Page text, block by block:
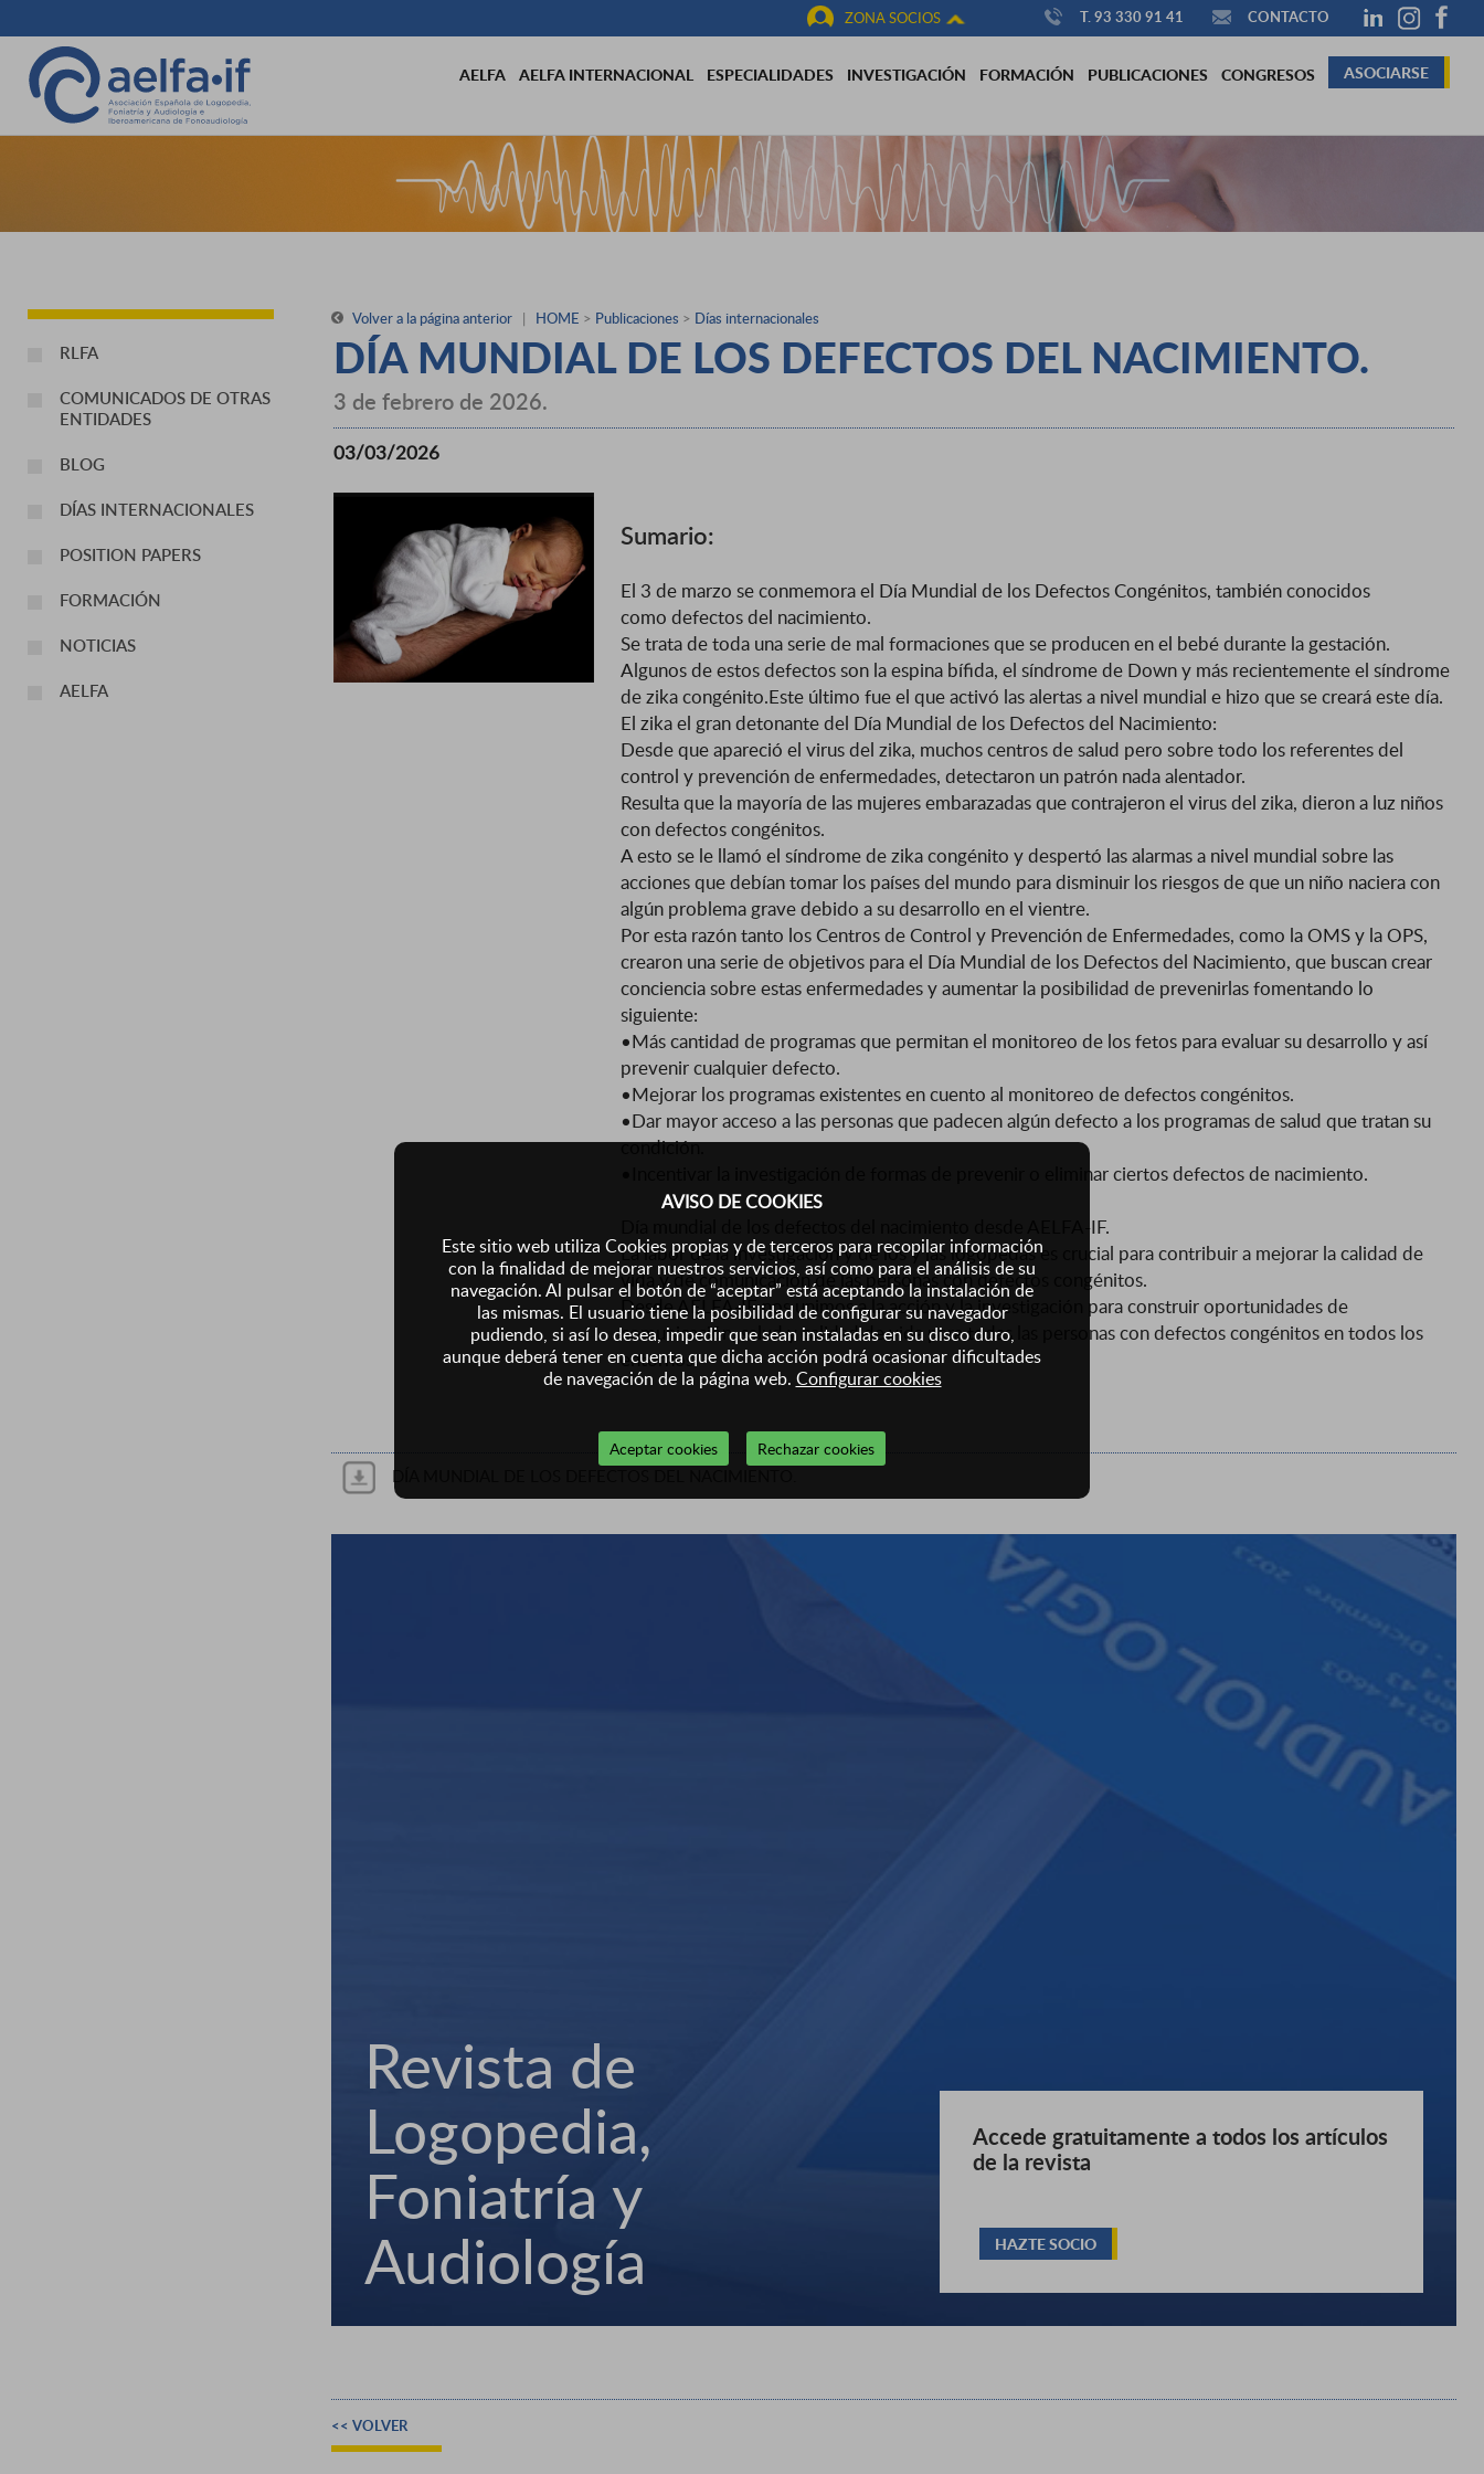
AVISO DE COOKIES
Este sitio web utiliza Cookies propias y de terceros para recopilar información
con la finalidad de mejorar nuestros servicios, así como para el análisis de su
navegación. Al pulsar el botón de “aceptar” está aceptando la instalación de
las mismas. El usuario tiene la posibilidad de configurar su navegador
pudiendo, si así lo desea, impedir que sean instaladas en su disco duro,
aunque deberá tener en cuenta que dicha acción podrá ocasionar dificultades
de navegación de la página web. Configurar cookies
Aceptar cookies Rechazar cookies
ZONA SOCIOS T. 93 330 91 41 CONTACTO
AELFA AELFA INTERNACIONAL ESPECIALIDADES INVESTIGACIÓN FORMACIÓN PUBLICACIONES CONGRESOS ASOCIARSE
RLFA
COMUNICADOS DE OTRAS
ENTIDADES
BLOG
DÍAS INTERNACIONALES
POSITION PAPERS
FORMACIÓN
NOTICIAS
AELFA
Volver a la página anterior| HOME > Publicaciones > Días internacionales
DÍA MUNDIAL DE LOS DEFECTOS DEL NACIMIENTO.
3 de febrero de 2026.
03/03/2026
Sumario:
El 3 de marzo se conmemora el Día Mundial de los Defectos Congénitos, también conocidos
como defectos del nacimiento.
Se trata de toda una serie de mal formaciones que se producen en el bebé durante la gestación.
Algunos de estos defectos son la espina bífida, el síndrome de Down y más recientemente el síndrome
de zika congénito.Este último fue el que activó las alertas a nivel mundial e hizo que se creará este día.
El zika el gran detonante del Día Mundial de los Defectos del Nacimiento:
Desde que apareció el virus del zika, muchos centros de salud pero sobre todo los referentes del
control y prevención de enfermedades, detectaron un patrón nada alentador.
Resulta que la mayoría de las mujeres embarazadas que contrajeron el virus del zika, dieron a luz niños
con defectos congénitos.
A esto se le llamó el síndrome de zika congénito y despertó las alarmas a nivel mundial sobre las
acciones que debían tomar los países del mundo para disminuir los riesgos de que un niño naciera con
algún problema grave debido a su desarrollo en el vientre.
Por esta razón tanto los Centros de Control y Prevención de Enfermedades, como la OMS y la OPS,
crearon una serie de objetivos para el Día Mundial de los Defectos del Nacimiento, que buscan crear
conciencia sobre estas enfermedades y aumentar la posibilidad de prevenirlas fomentando lo
siguiente:
•Más cantidad de programas que permitan el monitoreo de los fetos para evaluar su desarrollo y así
prevenir cualquier defecto.
•Mejorar los programas existentes en cuento al monitoreo de defectos congénitos.
•Dar mayor acceso a las personas que padecen algún defecto a los programas de salud que tratan su
condición.
•Incentivar la investigación de formas de prevenir o eliminar ciertos defectos de nacimiento.
Día mundial de los defectos del nacimiento desde AELFA-IF.
La labor de la investigación y de los y las logopedas es crucial para contribuir a mejorar la calidad de
vida y de comunicación de las personas con defectos congénitos.
Desde AELFA-IF nos unimos a la acción y la investigación para construir oportunidades de
comunicación, salud y calidad de vida para todas las personas con defectos congénitos en todos los
entornos.
DÍA MUNDIAL DE LOS DEFECTOS DEL NACIMIENTO.
Revista de
Logopedia,
Foniatría y
Audiología
Accede gratuitamente a todos los artículos
de la revista
HAZTE SOCIO
<< VOLVER